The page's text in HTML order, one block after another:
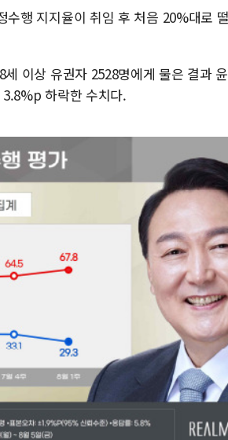
트럼프 "금리 내려야"…파월 때와 달
행 지지율이 취임 후 처음 20%대로
이상 유권자 2528명에게 물은 결과
하락한 수치다.